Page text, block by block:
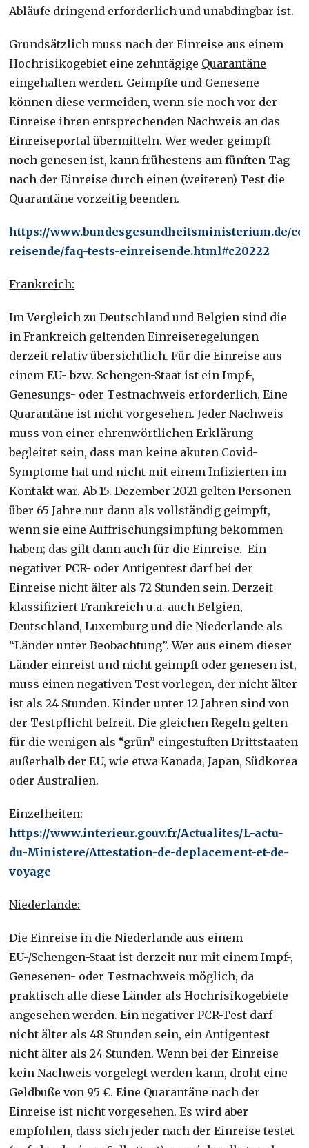
Abläufe dringend erforderlich und unabdingbar ist.
Grundsätzlich muss nach der Einreise aus einem
Hochrisikogebiet eine zehntägige Quarantäne
eingehalten werden. Geimpfte und Genesene
können diese vermeiden, wenn sie noch vor der
Einreise ihren entsprechenden Nachweis an das
Einreiseportal übermitteln. Wer weder geimpft
noch genesen ist, kann frühestens am fünften Tag
nach der Einreise durch einen (weiteren) Test die
Quarantäne vorzeitig beenden.
https://www.bundesgesundheitsministerium.de/
reisende/faq-tests-einreisende.html#c20222
Frankreich:
Im Vergleich zu Deutschland und Belgien sind die
in Frankreich geltenden Einreiseregelungen
derzeit relativ übersichtlich. Für die Einreise aus
einem EU- bzw. Schengen-Staat ist ein Impf-,
Genesungs- oder Testnachweis erforderlich. Eine
Quarantäne ist nicht vorgesehen. Jeder Nachweis
muss von einer ehrenwörtlichen Erklärung
begleitet sein, dass man keine akuten Covid-
Symptome hat und nicht mit einem Infizierten im
Kontakt war. Ab 15. Dezember 2021 gelten Personen
über 65 Jahre nur dann als vollständig geimpft,
wenn sie eine Auffrischungsimpfung bekommen
haben; das gilt dann auch für die Einreise. Ein
negativer PCR- oder Antigentest darf bei der
Einreise nicht älter als 72 Stunden sein. Derzeit
klassifiziert Frankreich u.a. auch Belgien,
Deutschland, Luxemburg und die Niederlande als
“Länder unter Beobachtung”. Wer aus einem dieser
Länder einreist und nicht geimpft oder genesen ist,
muss einen negativen Test vorlegen, der nicht älter
ist als 24 Stunden. Kinder unter 12 Jahren sind von
der Testpflicht befreit. Die gleichen Regeln gelten
für die wenigen als “grün” eingestuften Drittstaaten
außerhalb der EU, wie etwa Kanada, Japan, Südkorea
oder Australien.
Einzelheiten:
https://www.interieur.gouv.fr/Actualites/L-actu-
du-Ministere/Attestation-de-deplacement-et-de-
voyage
Niederlande:
Die Einreise in die Niederlande aus einem
EU-/Schengen-Staat ist derzeit nur mit einem Impf-,
Genesenen- oder Testnachweis möglich, da
praktisch alle diese Länder als Hochrisikogebiete
angesehen werden. Ein negativer PCR-Test darf
nicht älter als 48 Stunden sein, ein Antigentest
nicht älter als 24 Stunden. Wenn bei der Einreise
kein Nachweis vorgelegt werden kann, droht eine
Geldbuße von 95 €. Eine Quarantäne nach der
Einreise ist nicht vorgesehen. Es wird aber
empfohlen, dass sich jeder nach der Einreise testet